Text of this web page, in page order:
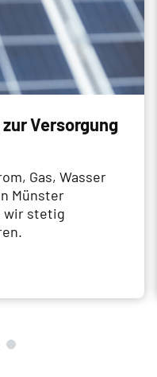
Versorgung
Gas, Wasser
Münster
wir stetig